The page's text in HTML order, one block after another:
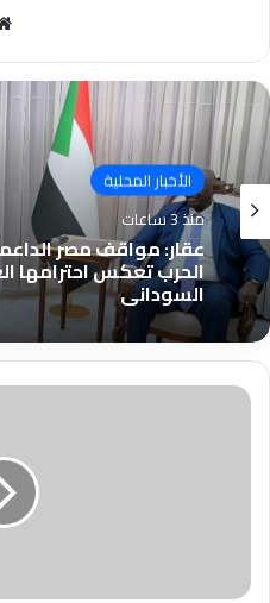
الأخبار المحلية
منذ 3 ساعات
عقار: مواقف مصر
الحرب تعكس احترامها
السوداني
أوامر